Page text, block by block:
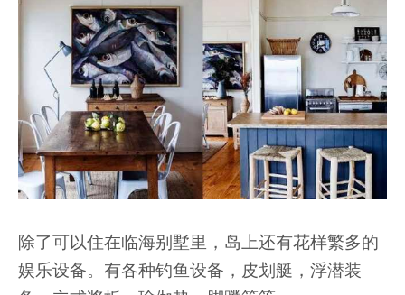
除了可以住在临海别墅里，岛上还有花样繁多的
娱乐设备。有各种钓鱼设备，皮划艇，浮潜装